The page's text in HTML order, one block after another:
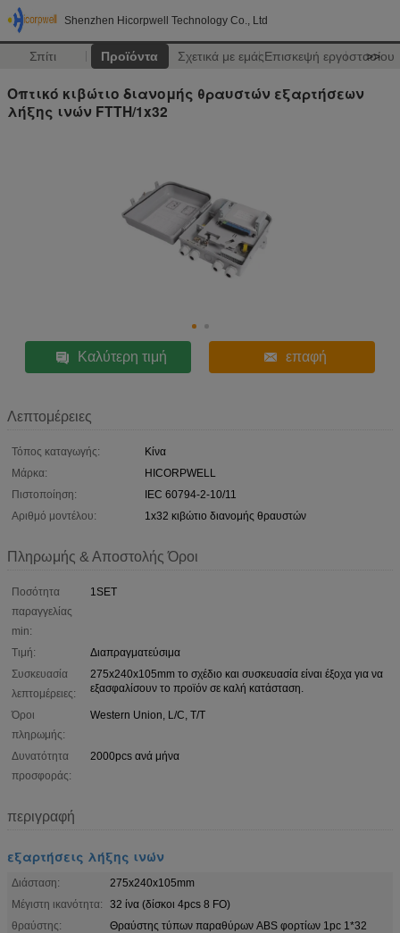
Shenzhen Hicorpwell Technology Co., Ltd
Σπίτι Προϊόντα Σχετικά με εμάςΕπισκεψή εργοστασίου
>>
Οπτικό κιβώτιο διανομής θραυστών εξαρτήσεων
λήξης ινών FTTH/1x32
Καλύτερη τιμή επαφή
Λεπτομέρειες
Τόπος καταγωγής:
Κίνα
Μάρκα:
HICORPWELL
Πιστοποίηση:
IEC 60794-2-10/11
Αριθμό μοντέλου:
1x32 κιβώτιο διανομής θραυστών
Πληρωμής & Αποστολής Όροι
Ποσότητα
παραγγελίας
min:
1SET
Τιμή:
Διαπραγματεύσιμα
Συσκευασία
λεπτομέρειες:
275x240x105mm το σχέδιο και συσκευασία είναι έξοχα για να
εξασφαλίσουν το προϊόν σε καλή κατάσταση.
Όροι
πληρωμής:
Western Union, L/C, T/T
Δυνατότητα
προσφοράς:
2000pcs ανά μήνα
περιγραφή
εξαρτήσεις λήξης ινών
Διάσταση:
275x240x105mm
Μέγιστη ικανότητα:
32 ίνα (δίσκοι 4pcs 8 FO)
θραύστης:
Θραύστης τύπων παραθύρων ABS φορτίων 1pc 1*32